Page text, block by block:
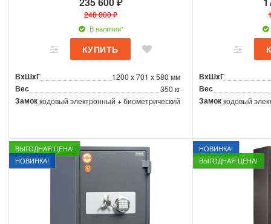
248 000 ₽
В наличии*
ВxШxГ 1200 x 701 x 580 мм
Вес 350 кг
Замоккодовый электронный + биометрический
ВxШxГ
Вес
Замоккодовый
ВЫГОДНАЯ ЦЕНА!
НОВИНКА!
НОВИНКА!
ВЫГОДНАЯ ЦЕНА!